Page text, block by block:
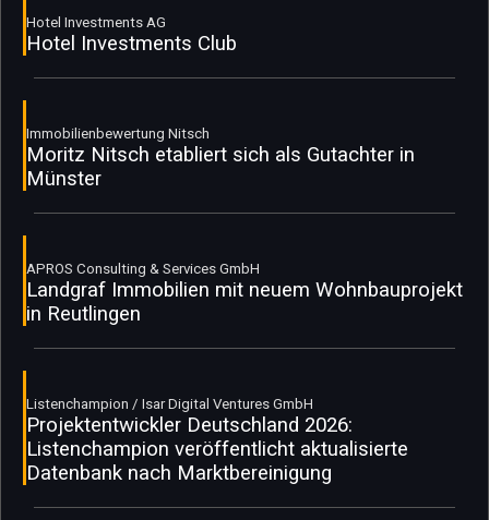
Hotel Investments AG
Hotel Investments Club
Immobilienbewertung Nitsch
Moritz Nitsch etabliert sich als Gutachter in
Münster
APROS Consulting & Services GmbH
Landgraf Immobilien mit neuem Wohnbauprojekt
in Reutlingen
Listenchampion / Isar Digital Ventures GmbH
Projektentwickler Deutschland 2026:
Listenchampion veröffentlicht aktualisierte
Datenbank nach Marktbereinigung